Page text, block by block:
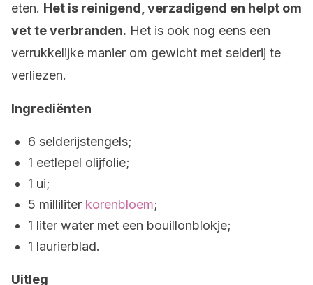
eten. Het is reinigend, verzadigend en helpt om
vet te verbranden. Het is ook nog eens een
verrukkelijke manier om gewicht met selderij te
verliezen.
Ingrediënten
6 selderijstengels;
1 eetlepel olijfolie;
1 ui;
5 milliliter korenbloem;
1 liter water met een bouillonblokje;
1 laurierblad.
Uitleg